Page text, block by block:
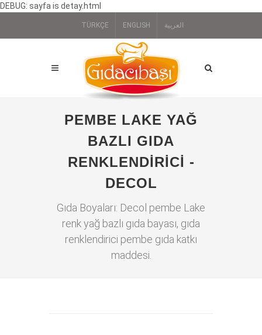
DEBUG: sayfa is detay.html
TÜRKÇE ENGLISH العربية
PEMBE LAKE YAĞ
BAZLI GIDA
RENKLENDIRICI -
DECOL
Gıda Boyaları: Decol pembe Lake
renk yağ bazlı gıda bayası, gıda
renklendirici pembe gıda katkı
maddesi.